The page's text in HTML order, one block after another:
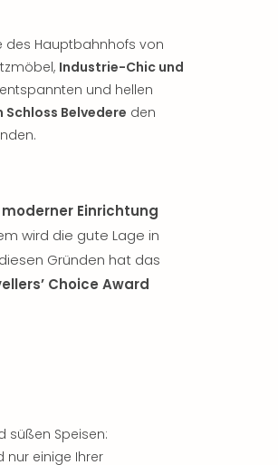
des Hauptbahnhofs von
Industrie-Chic und
und hellen
Belvedere den
moderner Einrichtung
wird die gute Lage in
Gründen hat das
Choice Award
süßen Speisen:
nur einige Ihrer